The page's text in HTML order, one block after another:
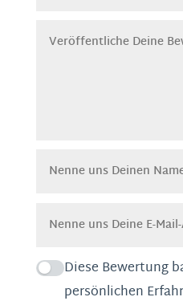
Diese Bewertung
persönlichen